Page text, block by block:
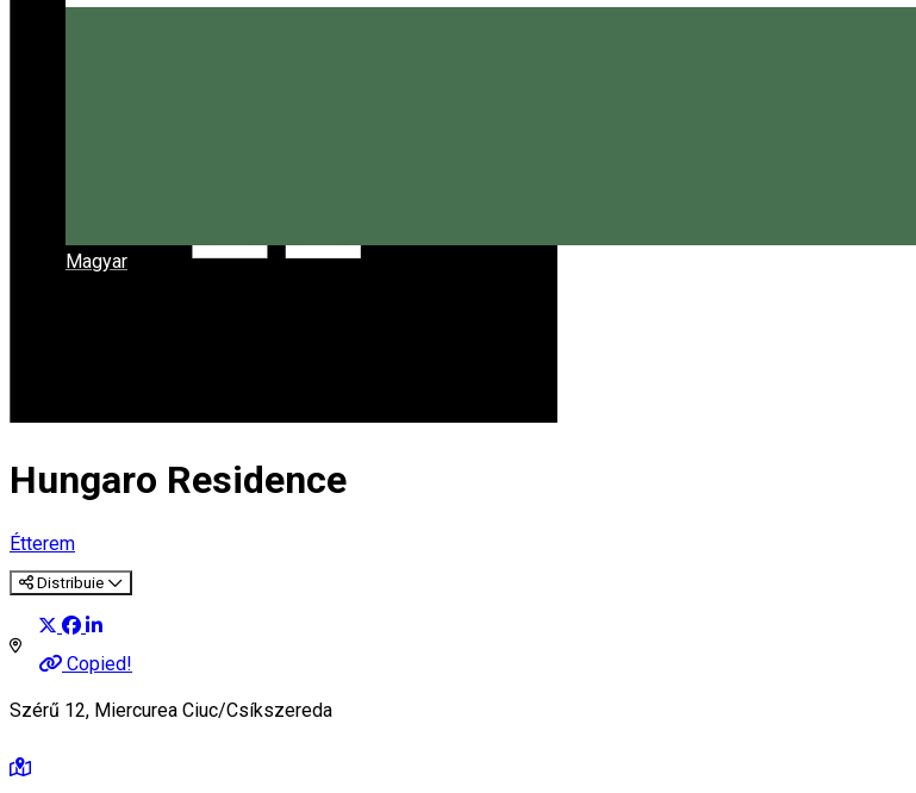
Magyar
Hungaro Residence
Étterem
Distribuie
Copied!
Szérű 12, Miercurea Ciuc/Csíkszereda